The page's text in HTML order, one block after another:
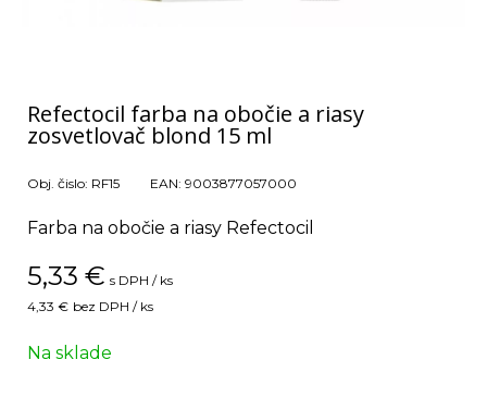
Refectocil farba na obočie a riasy
zosvetlovač blond 15 ml
Obj. čislo: RF15 EAN: 9003877057000
Farba na obočie a riasy Refectocil
5,33 € s DPH / ks
4,33 € bez DPH / ks
Na sklade